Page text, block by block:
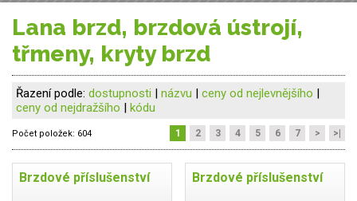
lana brzd, brzdová ústrojí,
třmeny, kryty brzd
Řazení podle: dostupnosti | názvu | ceny od nejlevnějšího |
ceny od nejdražšího | kódu
Počet položek: 604 1 2 3 4 5 6 7 > >|
Brzdové příslušenství Brzdové příslušenství